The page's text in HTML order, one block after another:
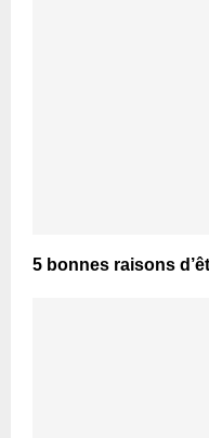
5 bonnes raisons